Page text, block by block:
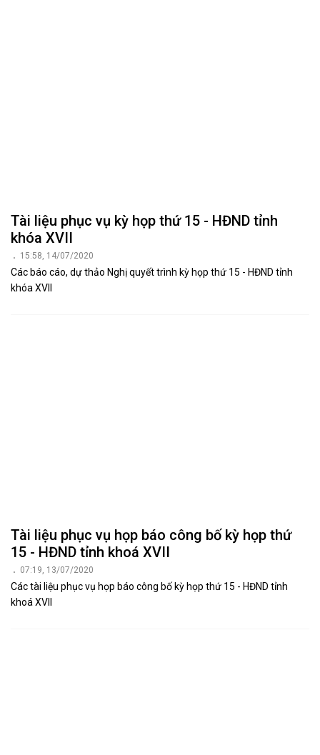
Tài liệu phục vụ kỳ họp thứ 15 - HĐND tỉnh
khóa XVII
15:58, 14/07/2020
Các báo cáo, dự thảo Nghị quyết trình kỳ họp thứ 15 - HĐND tỉnh
khóa XVII
Tài liệu phục vụ họp báo công bố kỳ họp thứ
15 - HĐND tỉnh khoá XVII
07:19, 13/07/2020
Các tài liệu phục vụ họp báo công bố kỳ họp thứ 15 - HĐND tỉnh
khoá XVII